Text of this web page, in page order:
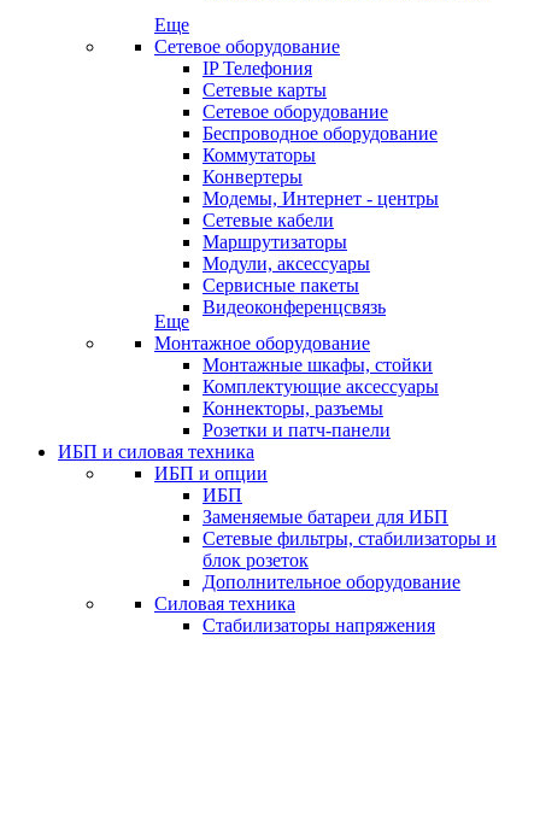
Еще
Сетевое оборудование
IP Телефония
Сетевые карты
Сетевое оборудование
Беспроводное оборудование
Коммутаторы
Конвертеры
Модемы, Интернет - центры
Сетевые кабели
Маршрутизаторы
Модули, аксессуары
Сервисные пакеты
Видеоконференцсвязь
Еще
Монтажное оборудование
Монтажные шкафы, стойки
Комплектующие аксессуары
Коннекторы, разъемы
Розетки и патч-панели
ИБП и силовая техника
ИБП и опции
ИБП
Заменяемые батареи для ИБП
Сетевые фильтры, стабилизаторы и
блок розеток
Дополнительное оборудование
Силовая техника
Стабилизаторы напряжения